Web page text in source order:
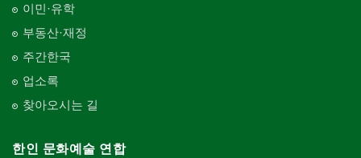
Carpet Cleaning
판촉물
gifts for events
프랜차이즈
Franchise
Piano Tuning/Sale
Wall Paper/Paint
가라지/그라지/차고
Garage Door
건축 엔지니어
Engineering
Architectural Designer
피트니스/헬스
Fitness
산후조리서비스
동창회-대학교
Alumni University
동창회-중·고등학교
Alumni Middle·High School
단체-협회
단체-스포츠
이민·유학
부동산·재정
주간한국
업소록
찾아오시는 길
한인 문화예술 연합